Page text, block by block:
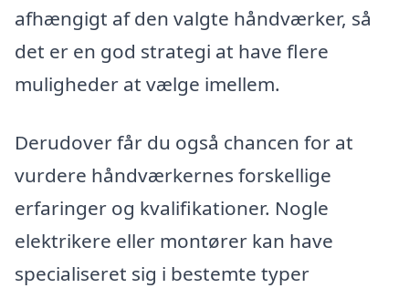
afhængigt af den valgte håndværker, så
det er en god strategi at have flere
muligheder at vælge imellem.
Derudover får du også chancen for at
vurdere håndværkernes forskellige
erfaringer og kvalifikationer. Nogle
elektrikere eller montører kan have
specialiseret sig i bestemte typer